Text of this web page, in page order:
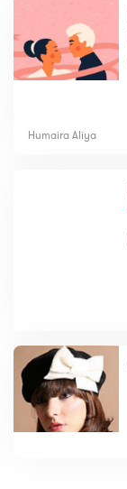
Humaira Aliya